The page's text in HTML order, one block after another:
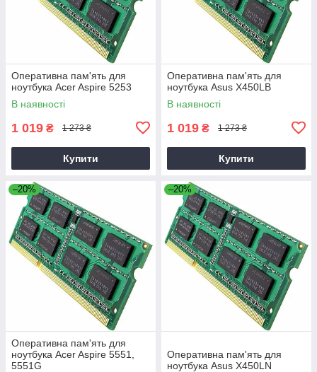
Оперативна пам'ять для
ноутбука Acer Aspire 5253
В наявності
1 019 ₴ 1 273 ₴
Купити
Оперативна пам'ять для
ноутбука Asus X450LB
В наявності
1 019 ₴ 1 273 ₴
Купити
–20%
Оперативна пам'ять для
ноутбука Acer Aspire 5551,
5551G
–20%
Оперативна пам'ять для
ноутбука Asus X450LN